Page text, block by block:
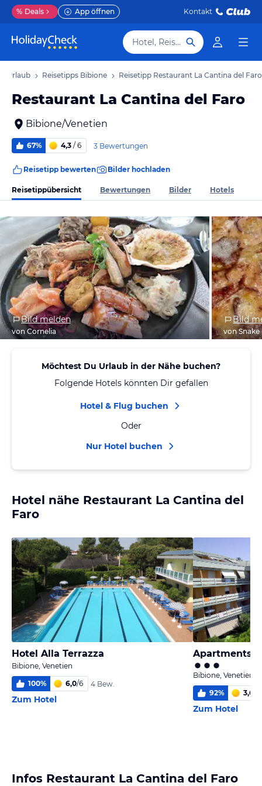
% Deals App öffnen Kontakt
Hotel, Reiseziel
Urlaub Reisetipps Bibione Reisetipp Restaurant La Cantina del Faro
Restaurant La Cantina del Faro
Bibione/Venetien
67% 4,3 / 6 3 Bewertungen
Reisetipp bewerten Bilder hochladen
Reisetippübersicht Bewertungen Bilder Hotels
Bild melden
von Cornelia
Bild
von Snake
Möchtest Du Urlaub in der Nähe buchen?
Folgende Hotels könnten Dir gefallen
Hotel & Flug buchen
Oder
Nur Hotel buchen
Hotel nähe Restaurant La Cantina del
Faro
Hotel Alla Terrazza
Bibione, Venetien
100% 6,0/6 4 Bew.
Zum Hotel
Apartments
Bibione, Venetien
92% 3,6
Zum Hotel
Infos Restaurant La Cantina del Faro